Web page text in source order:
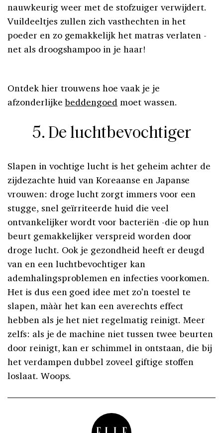
nauwkeurig weer met de stofzuiger verwijdert.
Vuildeeltjes zullen zich vasthechten in het
poeder en zo gemakkelijk het matras verlaten -
net als droogshampoo in je haar!
Ontdek hier trouwens hoe vaak je je
afzonderlijkebeddengoed moet wassen.
5. De luchtbevochtiger
Slapen in vochtige lucht is het geheim achter de
zijdezachte huid van Koreaanse en Japanse
vrouwen: droge lucht zorgt immers voor een
stugge, snel geïrriteerde huid die veel
ontvankelijker wordt voor bacteriën -die op hun
beurt gemakkelijker verspreid worden door
droge lucht. Ook je gezondheid heeft er deugd
van en een luchtbevochtiger kan
ademhalingsproblemen en infecties voorkomen.
Het is dus een goed idee met zo’n toestel te
slapen, mààr het kan een averechts effect
hebben als je het niet regelmatig reinigt. Meer
zelfs: als je de machine niet tussen twee beurten
door reinigt, kan er schimmel in ontstaan, die bij
het verdampen dubbel zoveel giftige stoffen
loslaat. Woops.